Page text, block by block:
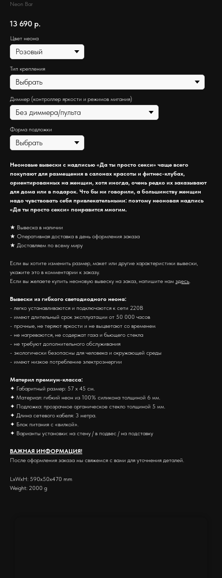
Neon Bar
13 690 р.
Цвет неона
Тип крепления
Диммер (контроллер яркости и режимов мигания)
Форма подложки
Неоновые вывески с надписью «Да ты просто секси» чаще всего
покупают для размещения в салонах красоты и фитнес-клубах,
ориентированных на женщин, хотя иногда, очень редко их заказывают
для дома или в подарок. Что бы ни говорили, а большинству женщин
надо чувствовать себя привлекательными: поэтому неоновая надпись
«Да ты просто секси» понравится многим.
★ Вывеска в наличии
★ Оперативная доставка в день оформления заказа
★ Доставляем по всему миру
Если вы хотите изменить размер, макет или другие характеристики вывески,
укажите это в комментарии к заказу.
Если вы желаете купить неоновую вывеску на заказ, напишите нам здесь.
Вывески из гибкого светодиодного неона:
- легко устанавливаются и подключаются к сети 220В
- имеют длительный срок эксплуатации от 50 000 часов
- прочные, не теряют яркости и не выцветают со временем
- не нагреваются, не содержат газа и бьющего стекла
- не требуют дополнительного обслуживания
- экологически безопасны для человека и окружающей среды
- имеют низкое потребление электроэнергии
Материл премиум-класса:
✦ Габаритный размер: 57 х 45 см.
✦ Материал: гибкий неон из 100% силикона толщиной 6 мм.
✦ Подложка: прозрачное органическое стекло толщиной 5 мм.
✦ Длина сетевого кабеля: 3 метра.
✦ Блок питания с «вилкой».
✦ Варианты установки: на стену / в подвес / на подставку
ВАЖНАЯ ИНФОРМАЦИЯ!
После оформления заказа мы свяжемся с вами для уточнения деталей.
LxWxH: 590x50x470 mm
Weight: 2000 g